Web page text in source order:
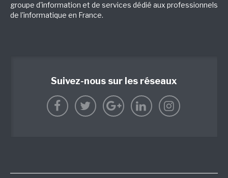
groupe d'information et de services dédié aux professionnels
de l'informatique en France.
Suivez-nous sur les réseaux